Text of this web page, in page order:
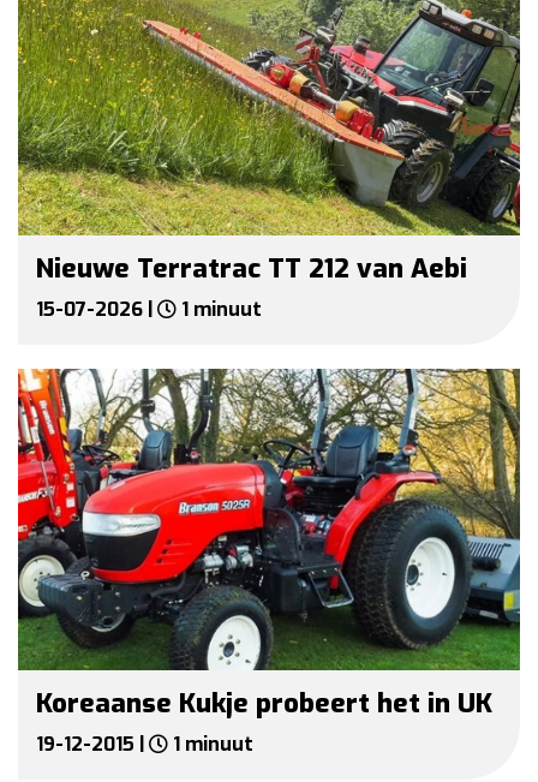
Nieuwe Terratrac TT 212 van Aebi
15-07-2026 | 1 minuut
Koreaanse Kukje probeert het in UK
19-12-2015 | 1 minuut